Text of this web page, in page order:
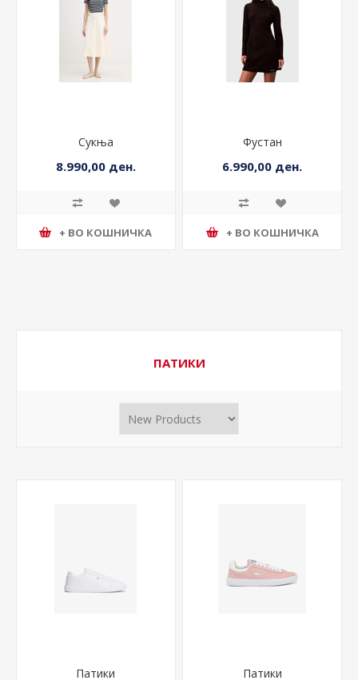
Сукња
8.990,00 ден.
+ ВО КОШНИЧКА
Фустан
6.990,00 ден.
+ ВО КОШНИЧКА
ПАТИКИ
Патики Патики